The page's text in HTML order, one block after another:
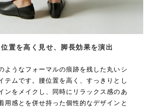
置を高く見せ、脚長効果を演出
ようなフォーマルの痕跡を残した丸いシ
テムです。腰位置を高く、すっきりとし
ンをメイクし、同時にリラックス感のあ
用感とを併せ持った個性的なデザインと